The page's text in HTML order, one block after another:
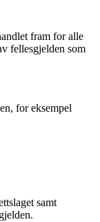
fram for alle
fellesgjelden som
for eksempel
samt